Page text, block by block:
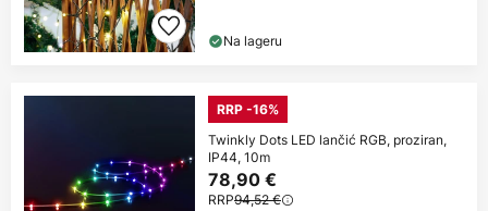
Na lageru
RRP -16%
Twinkly Dots LED lančić RGB, proziran,
IP44, 10m
78,90 €
RRP94,52 €